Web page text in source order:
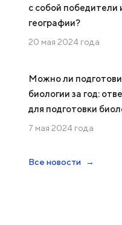
с собой
географии?
20 мая 2024 года
Можно ли
биологии за год:
для подготовки
7 мая 2024 года
Все новости